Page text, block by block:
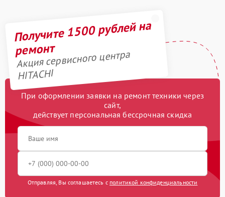
Получите 1500 рублей на
ремонт
Акция сервисного центра
HITACHI
При оформлении заявки на ремонт техники через
сайт,
действует персональная бессрочная скидка
Отправляя, Вы соглашаетесь с политикой конфиденциальности